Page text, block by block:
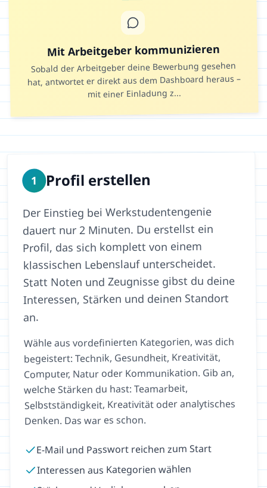
Mit Arbeitgeber kommunizieren
Sobald der Arbeitgeber deine Bewerbung gesehen
hat, antwortet er direkt aus dem Dashboard heraus –
mit einer Einladung z...
1 Profil erstellen
Der Einstieg bei Werkstudentengenie
dauert nur 2 Minuten. Du erstellst ein
Profil, das sich komplett von einem
klassischen Lebenslauf unterscheidet.
Statt Noten und Zeugnisse gibst du deine
Interessen, Stärken und deinen Standort
an.
Wähle aus vordefinierten Kategorien, was dich
begeistert: Technik, Gesundheit, Kreativität,
Computer, Natur oder Kommunikation. Gib an,
welche Stärken du hast: Teamarbeit,
Selbstständigkeit, Kreativität oder analytisches
Denken. Das war es schon.
E-Mail und Passwort reichen zum Start
Interessen aus Kategorien wählen